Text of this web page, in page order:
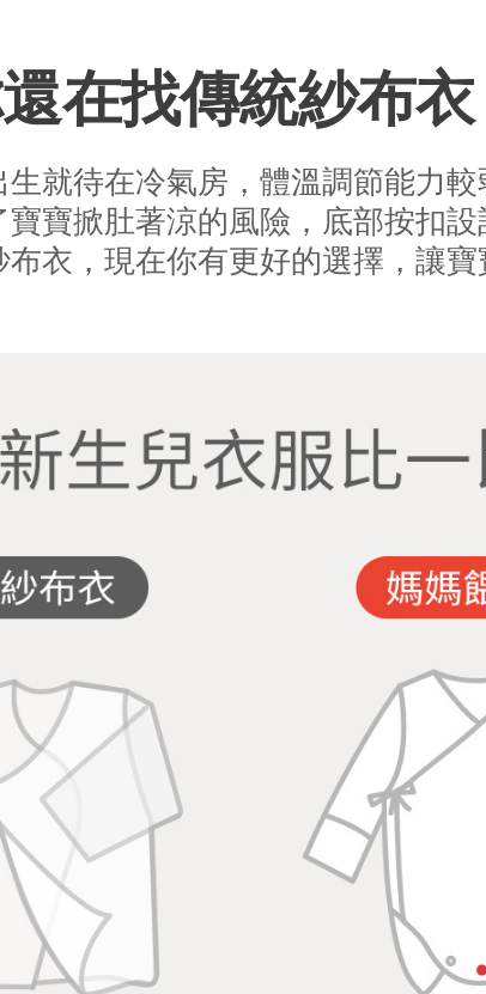
在找傳統紗布衣
就待在冷氣房，體溫調節能力
寶掀肚著涼的風險，底部按扣
衣，現在你有更好的選擇，讓